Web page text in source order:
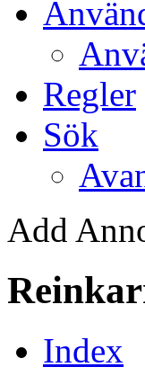
Regler
Sök
Add
Index